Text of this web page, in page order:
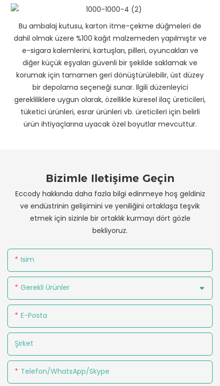
Bu ambalaj kutusu, karton itme-çekme düğmeleri de
dahil olmak üzere %100 kağıt malzemeden yapılmıştır ve
e-sigara kalemlerini, kartuşları, pilleri, oyuncakları ve
diğer küçük eşyaları güvenli bir şekilde saklamak ve
korumak için tamamen geri dönüştürülebilir, üst düzey
bir depolama seçeneği sunar. İlgili düzenleyici
gerekliliklere uygun olarak, özellikle küresel ilaç üreticileri,
tüketici ürünleri, esrar ürünleri vb. üreticileri için belirli
ürün ihtiyaçlarına uyacak özel boyutlar mevcuttur.
Bizimle Iletişime Geçin
Eccody hakkında daha fazla bilgi edinmeye hoş geldiniz
ve endüstrinin gelişimini ve yeniliğini ortaklaşa teşvik
etmek için sizinle bir ortaklık kurmayı dört gözle
bekliyoruz.
Isim
Gerekli Ürünler
E-Posta
Şirket
Telefon/WhatsApp/Skype